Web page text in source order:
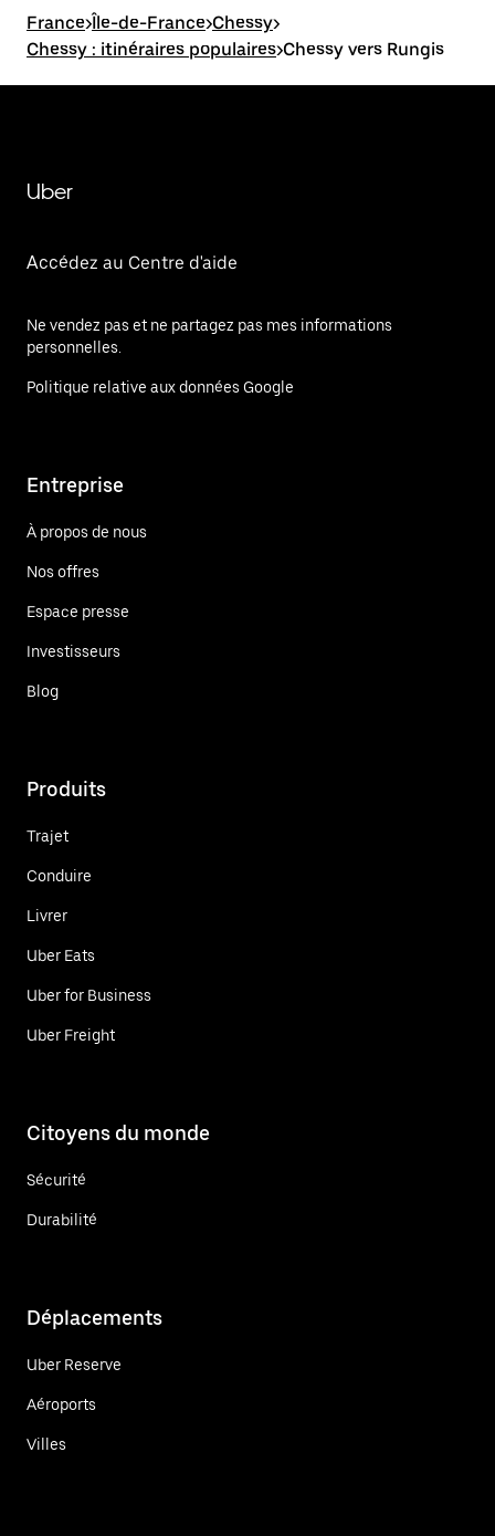
France>Île-de-France>Chessy>
Chessy : itinéraires populaires>Chessy vers Rungis
Uber
Accédez au Centre d'aide
Ne vendez pas et ne partagez pas mes informations
personnelles.
Politique relative aux données Google
Entreprise
À propos de nous
Nos offres
Espace presse
Investisseurs
Blog
Produits
Trajet
Conduire
Livrer
Uber Eats
Uber for Business
Uber Freight
Citoyens du monde
Sécurité
Durabilité
Déplacements
Uber Reserve
Aéroports
Villes